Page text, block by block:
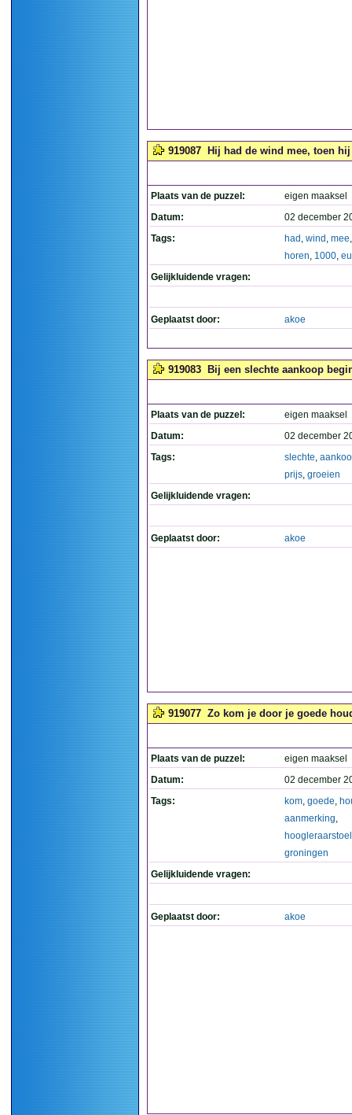
919087 Hij had de wind mee, toen
Plaats van de puzzel:
eigen maaksel
Datum:
02 december
Tags:
had , wind , mee
horen, 1000,
Gelijkluidende vragen:
Geplaatst door: akoe
919083 Bij een slechte aankoop
Plaats van de puzzel:
eigen maaksel
Datum:
02 december
Tags:
slechte,
prijs, groeien
Gelijkluidende vragen:
Geplaatst door: akoe
919077 Zo kom je door je goede
Plaats van de puzzel:
eigen maaksel
Datum:
02 december
Tags:
kom, goede,
aanmerking,
hoogleraarstoel
groningen
Gelijkluidende vragen:
Geplaatst door: akoe